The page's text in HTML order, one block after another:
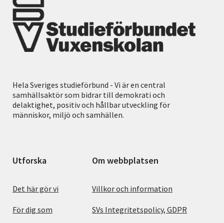
Hela Sveriges studieförbund - Vi är en central
samhällsaktör som bidrar till demokrati och
delaktighet, positiv och hållbar utveckling för
människor, miljö och samhällen.
Utforska
Det här gör vi
För dig som
Om webbplatsen
Villkor och information
SVs Integritetspolicy, GDPR